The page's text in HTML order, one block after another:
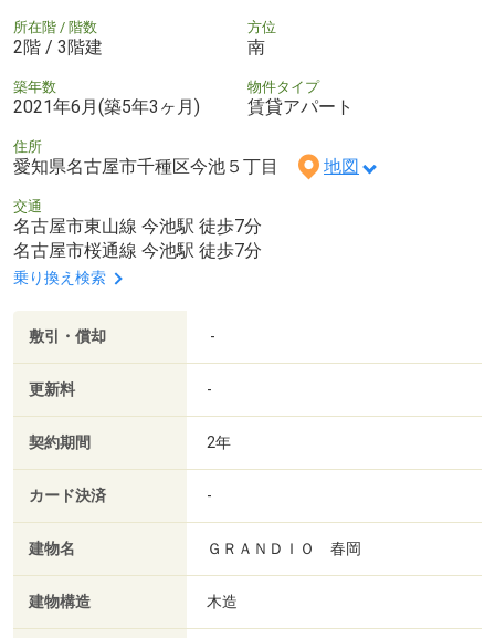
所在階 / 階数
2階 / 3階建
方位
南
築年数
2021年6月(築5年3ヶ月)
物件タイプ
賃貸アパート
住所
愛知県名古屋市千種区今池５丁目 地図
交通
名古屋市東山線 今池駅 徒歩7分
名古屋市桜通線 今池駅 徒歩7分
乗り換え検索
敷引・償却 -
更新料 -
契約期間 2年
カード決済 -
建物名 ＧＲＡＮＤＩＯ 春岡
建物構造 木造